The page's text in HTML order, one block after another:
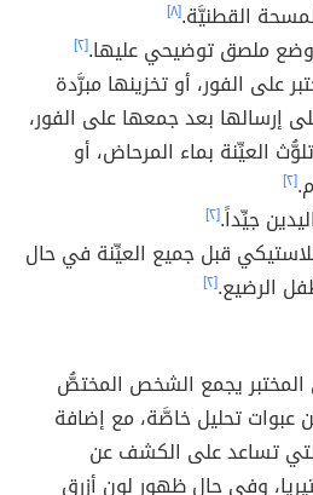
القطنيَّة.[٨]
ملصق توضيحي عليها.[٢]
على الفور، أو تخزينها مبرَّدة
إرسالها بعد جمعها على الفور،
العيِّنة بماء المرحاض، أو
[٢]
جيِّداً.[٢]
قبل جميع العيِّنة في حال
الرضيع.[٢]
المختبر يجمع الشخص المختصُّ
عبوات تحليل خاصَّة، مع إضافة
تساعد على الكشف عن
وفي حال ظهور لون أزرق